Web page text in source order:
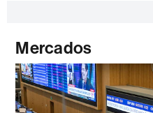
Mercados